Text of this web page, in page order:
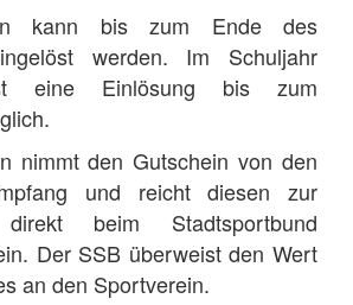
kann bis zum Ende des
werden. Im Schuljahr
eine Einlösung bis zum
nimmt den Gutschein von den
und reicht diesen zur
direkt beim Stadtsportbund
Der SSB überweist den Wert
an den Sportverein.